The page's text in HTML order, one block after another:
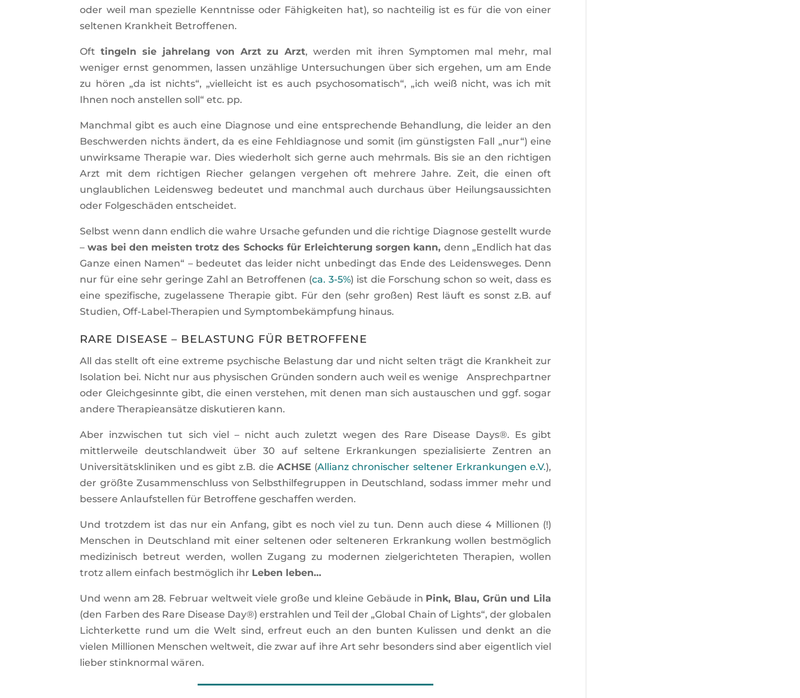
oder weil man spezielle Kenntnisse oder Fähigkeiten hat), so nachteilig ist es für die von einer
seltenen Krankheit Betroffenen.
Ofttingeln sie jahrelang von Arzt zu Arzt, werden mit ihren Symptomen mal mehr, mal
weniger ernst genommen, lassen unzählige Untersuchungen über sich ergehen, um am Ende
zu hören „da ist nichts“, „vielleicht ist es auch psychosomatisch“, „ich weiß nicht, was ich mit
Ihnen noch anstellen soll“ etc. pp.
Manchmal gibt es auch eine Diagnose und eine entsprechende Behandlung, die leider an den
Beschwerden nichts ändert, da es eine Fehldiagnose und somit (im günstigsten Fall „nur“) eine
unwirksame Therapie war. Dies wiederholt sich gerne auch mehrmals. Bis sie an den richtigen
Arzt mit dem richtigen Riecher gelangen vergehen oft mehrere Jahre. Zeit, die einen oft
unglaublichen Leidensweg bedeutet und manchmal auch durchaus über Heilungsaussichten
oder Folgeschäden entscheidet.
Selbst wenn dann endlich die wahre Ursache gefunden und die richtige Diagnose gestellt wurde
– was bei den meisten trotz des Schocks für Erleichterung sorgen kann, denn „Endlich hat das
Ganze einen Namen“ – bedeutet das leider nicht unbedingt das Ende des Leidensweges. Denn
nur für eine sehr geringe Zahl an Betroffenen (ca. 3-5%) ist die Forschung schon so weit, dass es
eine spezifische, zugelassene Therapie gibt. Für den (sehr großen) Rest läuft es sonst z.B. auf
Studien, Off-Label-Therapien und Symptombekämpfung hinaus.
RARE DISEASE – BELASTUNG FÜR BETROFFENE
All das stellt oft eine extreme psychische Belastung dar und nicht selten trägt die Krankheit zur
Isolation bei. Nicht nur aus physischen Gründen sondern auch weil es wenige Ansprechpartner
oder Gleichgesinnte gibt, die einen verstehen, mit denen man sich austauschen und ggf. sogar
andere Therapieansätze diskutieren kann.
Aber inzwischen tut sich viel – nicht auch zuletzt wegen des Rare Disease Days®. Es gibt
mittlerweile deutschlandweit über 30 auf seltene Erkrankungen spezialisierte Zentren an
Universitätskliniken und es gibt z.B. die ACHSE (Allianz chronischer seltener Erkrankungen e.V.),
der größte Zusammenschluss von Selbsthilfegruppen in Deutschland, sodass immer mehr und
bessere Anlaufstellen für Betroffene geschaffen werden.
Und trotzdem ist das nur ein Anfang, gibt es noch viel zu tun. Denn auch diese 4 Millionen (!)
Menschen in Deutschland mit einer seltenen oder selteneren Erkrankung wollen bestmöglich
medizinisch betreut werden, wollen Zugang zu modernen zielgerichteten Therapien, wollen
trotz allem einfach bestmöglich ihr Leben leben…
Und wenn am 28. Februar weltweit viele große und kleine Gebäude in Pink, Blau, Grün und Lila
(den Farben des Rare Disease Day®) erstrahlen und Teil der „Global Chain of Lights“, der globalen
Lichterkette rund um die Welt sind, erfreut euch an den bunten Kulissen und denkt an die
vielen Millionen Menschen weltweit, die zwar auf ihre Art sehr besonders sind aber eigentlich viel
lieber stinknormal wären.